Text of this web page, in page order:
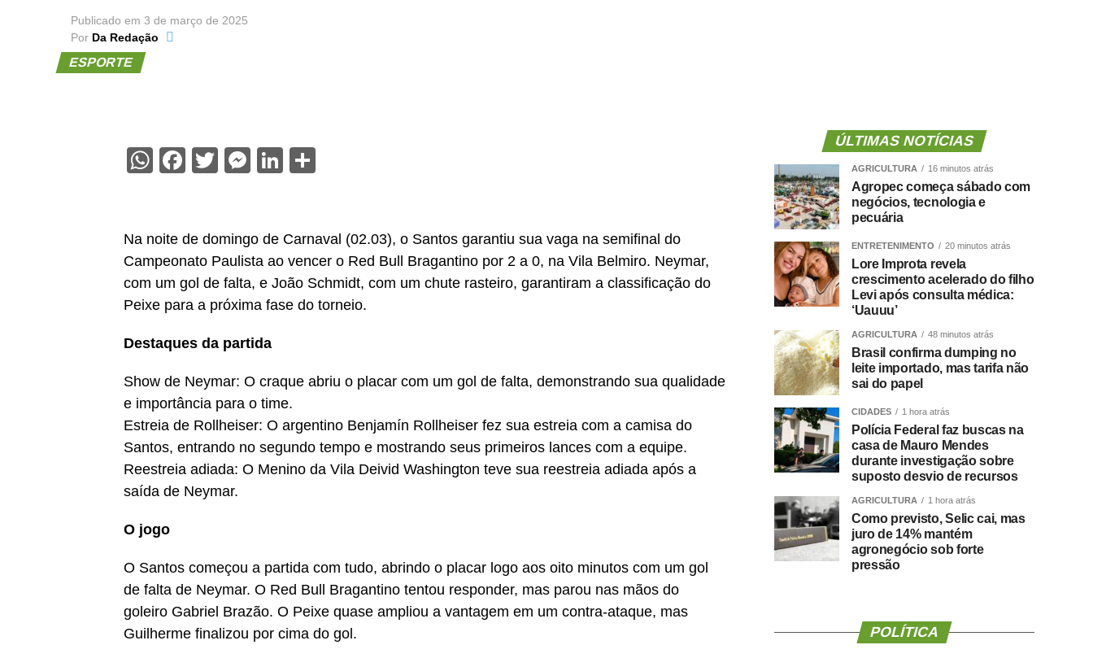
Publicado em 3 de março de 2025
Por Da Redação
ESPORTE
WhatsApp
Facebook
TwitterMessenger
LinkedIn
Na noite de domingo de Carnaval (02.03), o Santos garantiu sua vaga na semifinal do
Campeonato Paulista ao vencer o Red Bull Bragantino por 2 a 0, na Vila Belmiro. Neymar,
com um gol de falta, e João Schmidt, com um chute rasteiro, garantiram a classificação do
Peixe para a próxima fase do torneio.
Destaques da partida
Show de Neymar: O craque abriu o placar com um gol de falta, demonstrando sua qualidade
e importância para o time.
Estreia de Rollheiser: O argentino Benjamín Rollheiser fez sua estreia com a camisa do
Santos, entrando no segundo tempo e mostrando seus primeiros lances com a equipe.
Reestreia adiada: O Menino da Vila Deivid Washington teve sua reestreia adiada após a
saída de Neymar.
O jogo
O Santos começou a partida com tudo, abrindo o placar logo aos oito minutos com um gol
de falta de Neymar. O Red Bull Bragantino tentou responder, mas parou nas mãos do
goleiro Gabriel Brazão. O Peixe quase ampliou a vantagem em um contra-ataque, mas
Guilherme finalizou por cima do gol.
ÚLTIMAS NOTÍCIAS
AGRICULTURA 16 minutos atrás
Agropec começa sábado com
negócios, tecnologia e
pecuária
ENTRETENIMENTO 20 minutos atrás
Lore Improta revela
crescimento acelerado do filho
Levi após consulta médica:
‘Uauuu’
AGRICULTURA 48 minutos atrás
Brasil confirma dumping no
leite importado, mas tarifa não
sai do papel
CIDADES 1 hora atrás
Polícia Federal faz buscas na
casa de Mauro Mendes
durante investigação sobre
suposto desvio de recursos
AGRICULTURA 1 hora atrás
Como previsto, Selic cai, mas
juro de 14% mantém
agronegócio sob forte
pressão
POLÍTICA